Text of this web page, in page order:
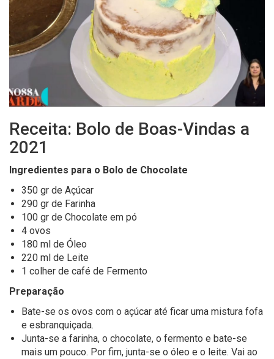
Receita: Bolo de Boas-Vindas a
2021
Ingredientes para o Bolo de Chocolate
350 gr de Açúcar
290 gr de Farinha
100 gr de Chocolate em pó
4 ovos
180 ml de Ó leo
220 ml de Leite
1 colher de café de Fermento
Preparação
Bate-se os ovos com o açúcar até ficar uma mistura fofa
e esbranquiçada.
Junta-se a farinha, o chocolate, o fermento e bate-se
mais um pouco. Por fim, junta-se o óleo e o leite. Vai ao